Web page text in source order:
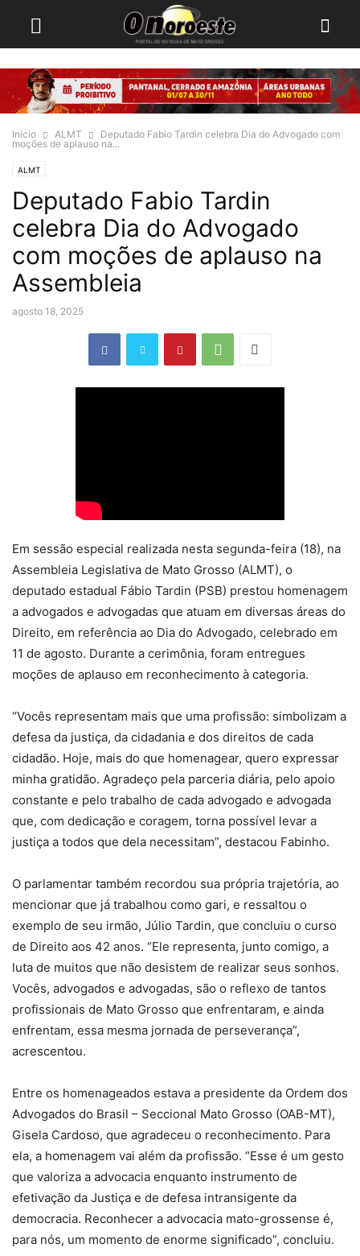
Início ALMT
Deputado Fabio Tardin celebra Dia do Advogado com
moções de aplauso na...
ALMT
Deputado Fabio Tardin
celebra Dia do Advogado
com moções de aplauso na
Assembleia
agosto 18, 2025
Em sessão especial realizada nesta segunda-feira (18), na
Assembleia Legislativa de Mato Grosso (ALMT), o
deputado estadual Fábio Tardin (PSB) prestou homenagem
a advogados e advogadas que atuam em diversas áreas do
Direito, em referência ao Dia do Advogado, celebrado em
11 de agosto. Durante a cerimônia, foram entregues
moções de aplauso em reconhecimento à categoria.
“Vocês representam mais que uma profissão: simbolizam a
defesa da justiça, da cidadania e dos direitos de cada
cidadão. Hoje, mais do que homenagear, quero expressar
minha gratidão. Agradeço pela parceria diária, pelo apoio
constante e pelo trabalho de cada advogado e advogada
que, com dedicação e coragem, torna possível levar a
justiça a todos que dela necessitam”, destacou Fabinho.
O parlamentar também recordou sua própria trajetória, ao
mencionar que já trabalhou como gari, e ressaltou o
exemplo de seu irmão, Júlio Tardin, que concluiu o curso
de Direito aos 42 anos. “Ele representa, junto comigo, a
luta de muitos que não desistem de realizar seus sonhos.
Vocês, advogados e advogadas, são o reflexo de tantos
profissionais de Mato Grosso que enfrentaram, e ainda
enfrentam, essa mesma jornada de perseverança”,
acrescentou.
Entre os homenageados estava a presidente da Ordem dos
Advogados do Brasil – Seccional Mato Grosso (OAB-MT),
Gisela Cardoso, que agradeceu o reconhecimento. Para
ela, a homenagem vai além da profissão. “Esse é um gesto
que valoriza a advocacia enquanto instrumento de
efetivação da Justiça e de defesa intransigente da
democracia. Reconhecer a advocacia mato-grossense é,
para nós, um momento de enorme significado”, concluiu.